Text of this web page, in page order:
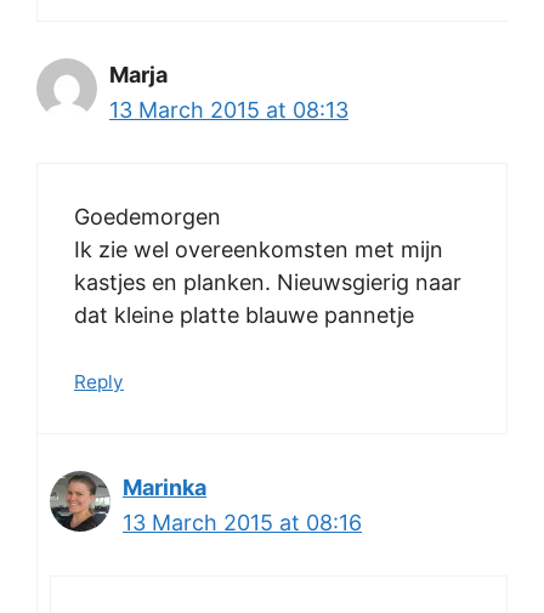
Marja
13 March 2015 at 08:13
Goedemorgen
Ik zie wel overeenkomsten met mijn
kastjes en planken. Nieuwsgierig naar
dat kleine platte blauwe pannetje
Reply
Marinka
13 March 2015 at 08:16